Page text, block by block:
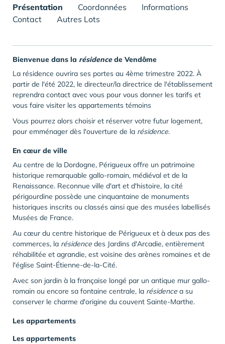
Présentation Coordonnées
Informations
Contact
Autres Lots
Bienvenue dans la résidence de Vendôme
La résidence ouvrira ses portes au 4ème trimestre 2022. À
partir de l'été 2022, le directeur/la directrice de l'établissement
reprendra contact avec vous pour vous donner les tarifs et
vous faire visiter les appartements témoins
Vous pourrez alors choisir et réserver votre futur logement,
pour emménager dès l'ouverture de la résidence.
En cœur de ville
Au centre de la Dordogne, Périgueux offre un patrimoine
historique remarquable gallo-romain, médiéval et de la
Renaissance. Reconnue ville d'art et d'histoire, la cité
périgourdine possède une cinquantaine de monuments
historiques inscrits ou classés ainsi que des musées labellisés
Musées de France.
Au cœur du centre historique de Périgueux et à deux pas des
commerces, la résidence des Jardins d'Arcadie, entièrement
réhabilitée et agrandie, est voisine des arènes romaines et de
l'église Saint-Étienne-de-la-Cité.
Avec son jardin à la française longé par un antique mur gallo-
romain ou encore sa fontaine centrale, la résidence a su
conserver le charme d'origine du couvent Sainte-Marthe.
Les appartements
Les appartements